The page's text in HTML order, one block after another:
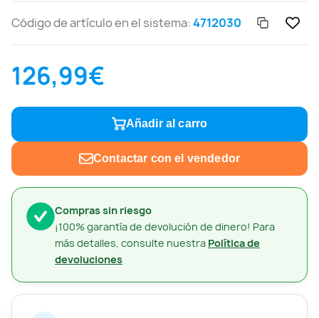
Compras sin riesgo
¡100% garantía de devolución de dinero! Para
más detalles, consulte nuestra Política de
devoluciones
Código de artículo en el sistema:4712030
126,99€
Añadir al carro
Contactar con el vendedor